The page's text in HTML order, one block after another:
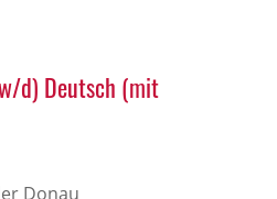
d) Deutsch (mit
Donau